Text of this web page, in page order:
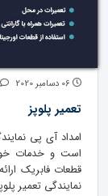
تعمیر پلوپز
امداد آی پی
است و خدمات خود
قطعات فابریک
نمایندگی تعمیر